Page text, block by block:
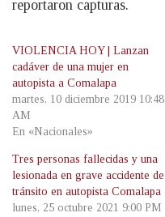
reportaron capturas.
VIOLENCIA HOY | Lanzan
cadáver de una mujer en
autopista a Comalapa
martes, 10 diciembre 2019 10:48
AM
En «Nacionales»
Tres personas fallecidas y una
lesionada en grave accidente de
tránsito en autopista Comalapa
lunes, 25 octubre 2021 9:00 PM